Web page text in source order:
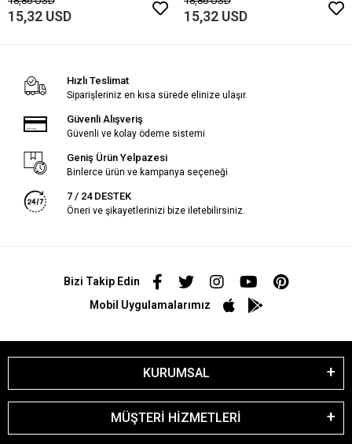
15,32 USD 15,32 USD
Hızlı Teslimat
Siparişleriniz en kısa sürede elinize ulaşır.
Güvenli Alışveriş
Güvenli ve kolay ödeme sistemi
Geniş Ürün Yelpazesi
Binlerce ürün ve kampanya seçeneği
7 / 24 DESTEK
Öneri ve şikayetlerinizi bize iletebilirsiniz.
Bizi Takip Edin
Mobil Uygulamalarımız
KURUMSAL
MÜŞTERİ HİZMETLERİ